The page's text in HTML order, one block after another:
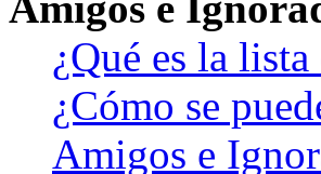
¿Qué es la
¿Cómo se
Amigos e